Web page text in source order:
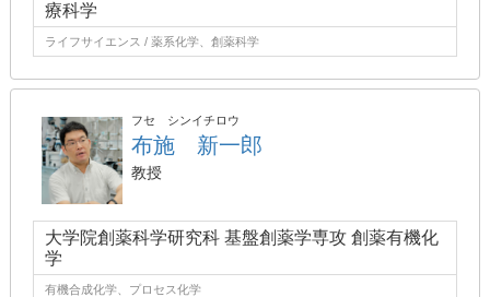
療科学
ライフサイエンス / 薬系化学、創薬科学
フセ シンイチロウ
布施 新一郎
教授
大学院創薬科学研究科 基盤創薬学専攻 創薬有機化
学
有機合成化学、プロセス化学